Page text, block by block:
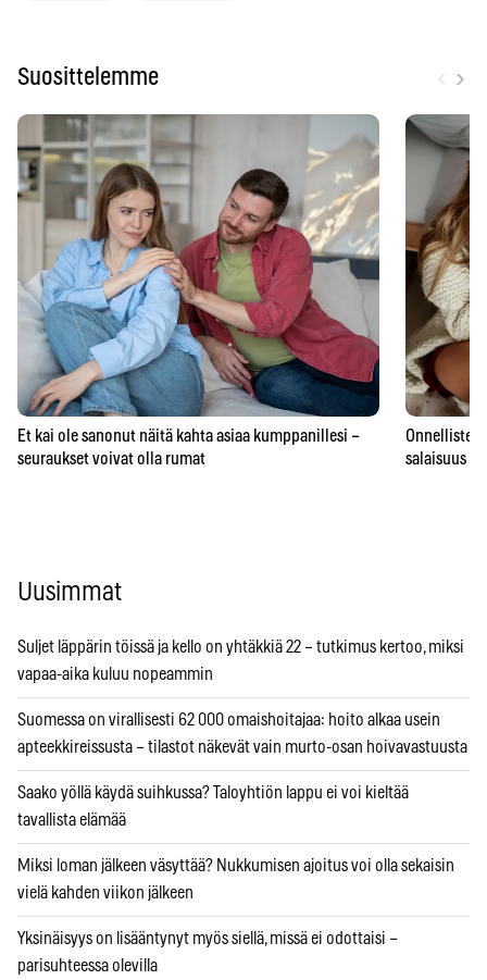
Suosittelemme ›
Et kai ole sanonut näitä kahta asiaa kumppanillesi –
seuraukset voivat olla rumat
Onnellisten
salaisuus –
Uusimmat
Suljet läppärin töissä ja kello on yhtäkkiä 22 – tutkimus kertoo, miksi
vapaa-aika kuluu nopeammin
Suomessa on virallisesti 62 000 omaishoitajaa: hoito alkaa usein
apteekkireissusta – tilastot näkevät vain murto-osan hoivavastuusta
Saako yöllä käydä suihkussa? Taloyhtiön lappu ei voi kieltää
tavallista elämää
Miksi loman jälkeen väsyttää? Nukkumisen ajoitus voi olla sekaisin
vielä kahden viikon jälkeen
Yksinäisyys on lisääntynyt myös siellä, missä ei odottaisi –
parisuhteessa olevilla